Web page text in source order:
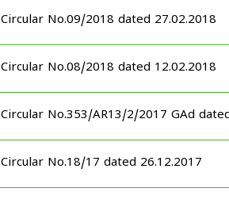
Circular No.09/2018 dated 27.02.2018
Circular No.08/2018 dated 12.02.2018
Circular No.353/AR13/2/2017 GAd
Circular No.18/17 dated 26.12.2017